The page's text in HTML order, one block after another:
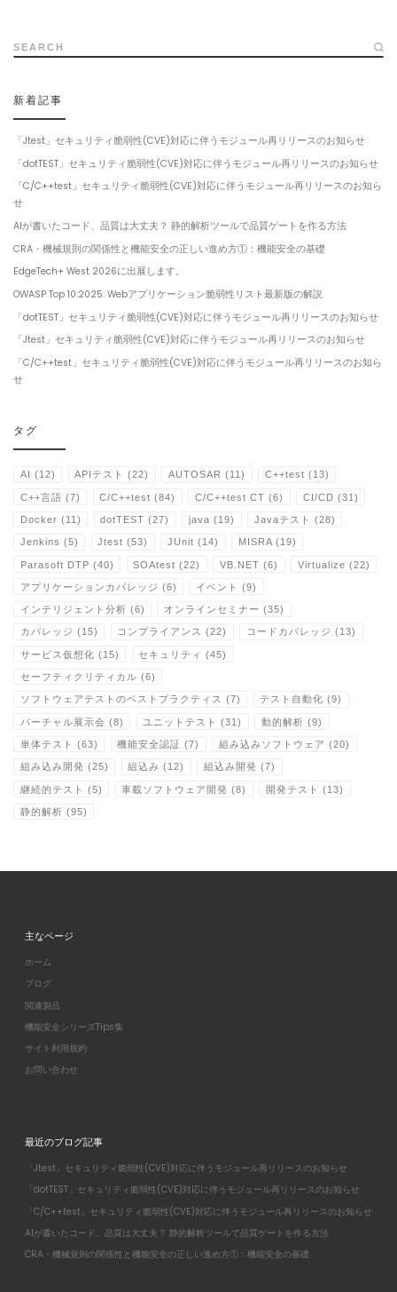
SEARCH
新着記事
「Jtest」セキュリティ脆弱性(CVE)対応に伴うモジュール再リリースのお知らせ
「dotTEST」セキュリティ脆弱性(CVE)対応に伴うモジュール再リリースのお知らせ
「C/C++test」セキュリティ脆弱性(CVE)対応に伴うモジュール再リリースのお知ら
せ
AIが書いたコード、品質は大丈夫？ 静的解析ツールで品質ゲートを作る方法
CRA・機械規則の関係性と機能安全の正しい進め方①：機能安全の基礎
EdgeTech+ West 2026に出展します。
OWASP Top 10:2025: Webアプリケーション脆弱性リスト最新版の解説
「dotTEST」セキュリティ脆弱性(CVE)対応に伴うモジュール再リリースのお知らせ
「Jtest」セキュリティ脆弱性(CVE)対応に伴うモジュール再リリースのお知らせ
「C/C++test」セキュリティ脆弱性(CVE)対応に伴うモジュール再リリースのお知ら
せ
タグ
AI (12) APIテスト (22) AUTOSAR (11) C++test (13)
C++言語 (7) C/C++test (84) C/C++test CT (6) CI/CD (31)
Docker (11) dotTEST (27) java (19) Javaテスト (28)
Jenkins (5) Jtest (53) JUnit (14) MISRA(19)
Parasoft DTP (40) SOAtest (22) VB.NET (6) Virtualize (22)
アプリケーションカバレッジ (6) イベント (9)
インテリジェント分析 (6) オンラインセミナー (35)
カバレッジ (15) コンプライアンス (22) コードカバレッジ (13)
サービス仮想化 (15) セキュリティ (45)
セーフティクリティカル (6)
ソフトウェアテストのベストプラクティス (7) テスト自動化 (9)
バーチャル展示会 (8) ユニットテスト (31) 動的解析 (9)
単体テスト (63) 機能安全認証 (7) 組み込みソフトウェア (20)
組み込み開発 (25) 組込み (12) 組込み開発 (7)
継続的テスト (5) 車載ソフトウェア開発 (8) 開発テスト (13)
静的解析 (95)
主なページ
ホーム
ブログ
関連製品
機能安全シリーズTips集
サイト利用規約
お問い合わせ
最近のブログ記事
「Jtest」セキュリティ脆弱性(CVE)対応に伴うモジュール再リリースのお知らせ
「dotTEST」セキュリティ脆弱性(CVE)対応に伴うモジュール再リリースのお知らせ
「C/C++test」セキュリティ脆弱性(CVE)対応に伴うモジュール再リリースのお知らせ
AIが書いたコード、品質は大丈夫？ 静的解析ツールで品質ゲートを作る方法
CRA・機械規則の関係性と機能安全の正しい進め方①：機能安全の基礎